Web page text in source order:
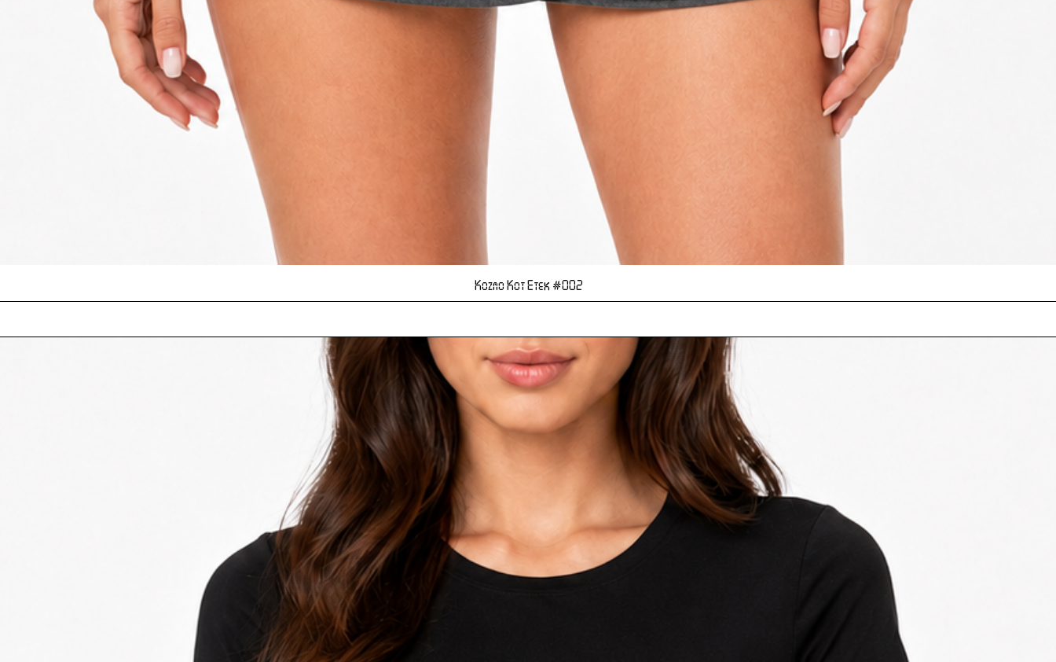
Hızlı Bakış
Kozmo Kot Etek #002